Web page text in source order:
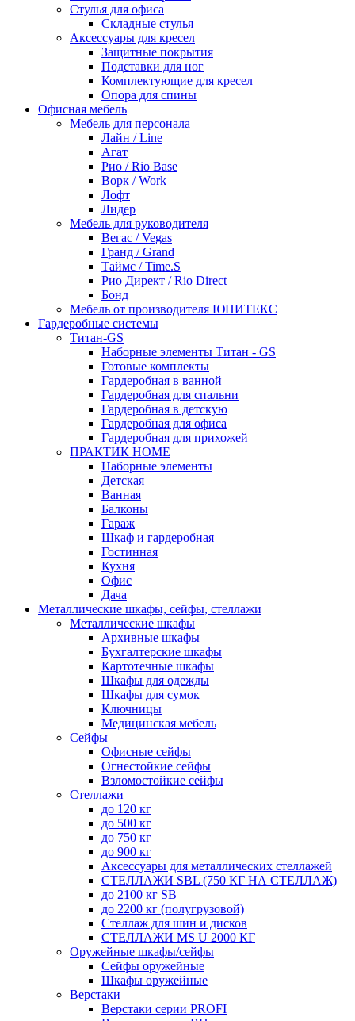
Стулья для офиса
Складные стулья
Аксессуары для кресел
Защитные покрытия
Подставки для ног
Комплектующие для кресел
Опора для спины
Офисная мебель
Мебель для персонала
Лайн / Line
Агат
Рио / Rio Base
Ворк / Work
Лофт
Лидер
Мебель для руководителя
Вегас / Vegas
Гранд / Grand
Таймс / Time.S
Рио Директ / Rio Direct
Бонд
Мебель от производителя ЮНИТЕКС
Гардеробные системы
Титан-GS
Наборные элементы Титан - GS
Готовые комплекты
Гардеробная в ванной
Гардеробная для спальни
Гардеробная в детскую
Гардеробная для офиса
Гардеробная для прихожей
ПРАКТИК HOME
Наборные элементы
Детская
Ванная
Балконы
Гараж
Шкаф и гардеробная
Гостинная
Кухня
Офис
Дача
Металлические шкафы, сейфы, стеллажи
Металлические шкафы
Архивные шкафы
Бухгалтерские шкафы
Картотечные шкафы
Шкафы для одежды
Шкафы для сумок
Ключницы
Медицинская мебель
Сейфы
Офисные сейфы
Огнестойкие сейфы
Взломостойкие сейфы
Стеллажи
до 120 кг
до 500 кг
до 750 кг
до 900 кг
Аксессуары для металлических стеллажей
СТЕЛЛАЖИ SBL (750 КГ НА СТЕЛЛАЖ)
до 2100 кг SB
до 2200 кг (полугрузовой)
Стеллаж для шин и дисков
СТЕЛЛАЖИ MS U 2000 КГ
Оружейные шкафы/сейфы
Сейфы оружейные
Шкафы оружейные
Верстаки
Верстаки серии PROFI